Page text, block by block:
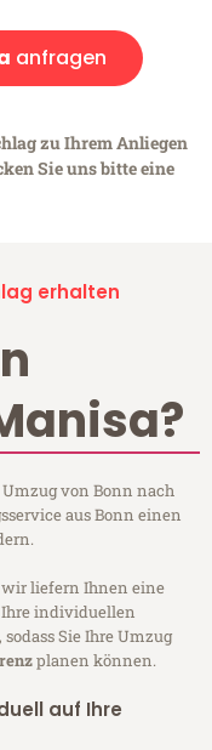
anfragen
zu Ihrem Anliegen
Sie uns bitte eine
erhalten
von Bonn nach
aus Bonn einen
wir liefern Ihnen eine
individuellen
Sie Ihre Umzug
planen können.
auf Ihre